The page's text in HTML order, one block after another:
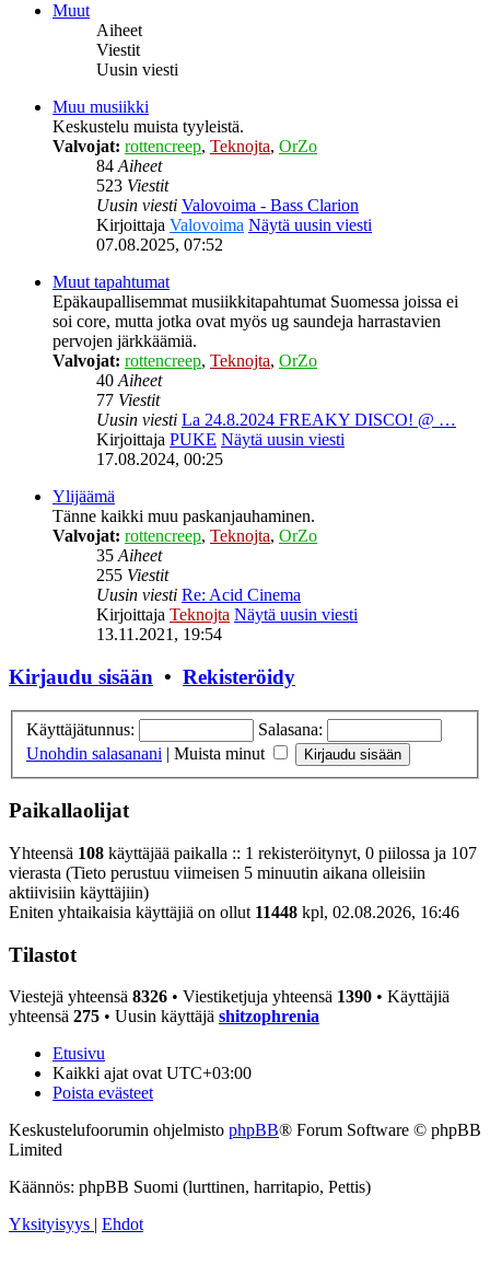
Muut
Aiheet
Viestit
Uusin viesti
Muu musiikki
Keskustelu muista tyyleistä.
Valvojat: rottencreep, Teknojta, OrZo
84Aiheet
523 Viestit
Uusin viesti Valovoima - Bass Clarion
Kirjoittaja Valovoima Näytä uusin viesti
07.08.2025, 07:52
Muut tapahtumat
Epäkaupallisemmat musiikkitapahtumat Suomessa joissa ei
soi core, mutta jotka ovat myös ug saundeja harrastavien
pervojen järkkäämiä.
Valvojat: rottencreep, Teknojta, OrZo
40Aiheet
77 Viestit
Uusin viesti La 24.8.2024 FREAKY DISCO! @ …
Kirjoittaja PUKE Näytä uusin viesti
17.08.2024, 00:25
Ylijäämä
Tänne kaikki muu paskanjauhaminen.
Valvojat: rottencreep, Teknojta, OrZo
35Aiheet
255 Viestit
Uusin viesti Re: Acid Cinema
Kirjoittaja Teknojta Näytä uusin viesti
13.11.2021, 19:54
Kirjaudu sisään • Rekisteröidy
Käyttäjätunnus:
Salasana:
Unohdin salasanani | Muista minut
Paikallaolijat
Yhteensä 108 käyttäjää paikalla :: 1 rekisteröitynyt, 0 piilossa ja 107
vierasta (Tieto perustuu viimeisen 5 minuutin aikana olleisiin
aktiivisiin käyttäjiin)
Eniten yhtaikaisia käyttäjiä on ollut 11448 kpl, 02.08.2026, 16:46
Tilastot
Viestejä yhteensä 8326 • Viestiketjuja yhteensä 1390 • Käyttäjiä
yhteensä 275 • Uusin käyttäjä shitzophrenia
Etusivu
Kaikki ajat ovat UTC+03:00
Poista evästeet
Keskustelufoorumin ohjelmisto phpBB® Forum Software © phpBB
Limited
Käännös: phpBB Suomi (lurttinen, harritapio, Pettis)
Yksityisyys | Ehdot